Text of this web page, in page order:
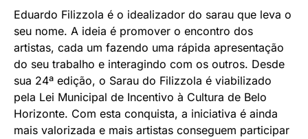
Eduardo Filizzola é o idealizador do sarau que leva o
seu nome. A ideia é promover o encontro dos
artistas, cada um fazendo uma rápida apresentação
do seu trabalho e interagindo com os outros. Desde
sua 24ª edição, o Sarau do Filizzola é viabilizado
pela Lei Municipal de Incentivo à Cultura de Belo
Horizonte. Com esta conquista, a iniciativa é ainda
mais valorizada e mais artistas conseguem participar